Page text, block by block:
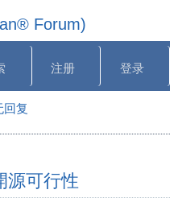
Forum)
注册 登录
回复
源可行性